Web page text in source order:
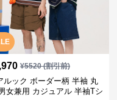
¥5520(割引前)
ルック ボーダー柄 半袖 丸
女兼用 カジュアル 半袖Tシ